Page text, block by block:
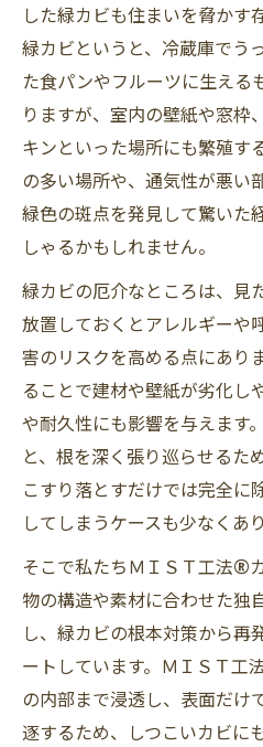
した緑カビも住まいを脅かす
緑カビというと、冷蔵庫でう
た食パンやフルーツに生える
りますが、室内の壁紙や窓枠
キンといった場所にも繁殖す
の多い場所や、通気性が悪い
緑色の斑点を発見して驚いた
しゃるかもしれません。
緑カビの厄介なところは、見
放置しておくとアレルギーや
害のリスクを高める点にあり
ることで建材や壁紙が劣化し
や耐久性にも影響を与えます
と、根を深く張り巡らせるた
こすり落とすだけでは完全に
してしまうケースも少なくあ
そこで私たちＭＩＳＴ工法®
物の構造や素材に合わせた独
し、緑カビの根本対策から再
ートしています。ＭＩＳＴ工
の内部まで浸透し、表面だけ
逐するため、しつこいカビに